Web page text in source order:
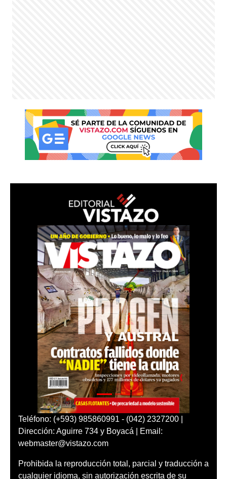
Teléfono: (+593) 985860991 - (042) 2327200 |
Dirección: Aguirre 734 y Boyacá | Email:
webmaster@vistazo.com
Prohibida la reproducción total, parcial y traducción a
cualquier idioma, sin autorización escrita de su